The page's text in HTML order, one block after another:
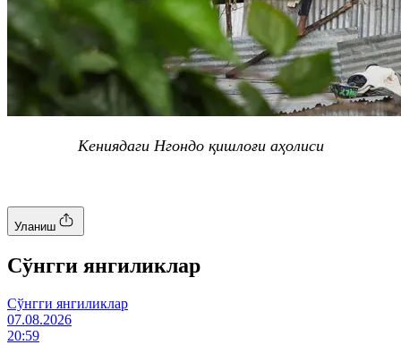
Кениядаги Нгондоқишлоғи аҳолиси
Уланиш
Cўнгги янгиликлар
Cўнгги янгиликлар
07.08.2026
20:59